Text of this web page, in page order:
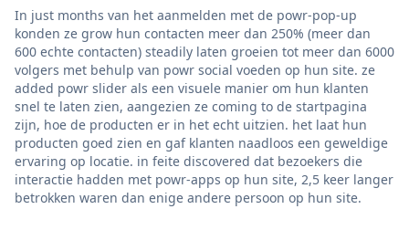
In just months van het aanmelden met de powr-pop-up
konden ze grow hun contacten meer dan 250% (meer dan
600 echte contacten) steadily laten groeien tot meer dan 6000
volgers met behulp van powr social voeden op hun site. ze
added powr slider als een visuele manier om hun klanten
snel te laten zien, aangezien ze coming to de startpagina
zijn, hoe de producten er in het echt uitzien. het laat hun
producten goed zien en gaf klanten naadloos een geweldige
ervaring op locatie. in feite discovered dat bezoekers die
interactie hadden met powr-apps op hun site, 2,5 keer langer
betrokken waren dan enige andere persoon op hun site.